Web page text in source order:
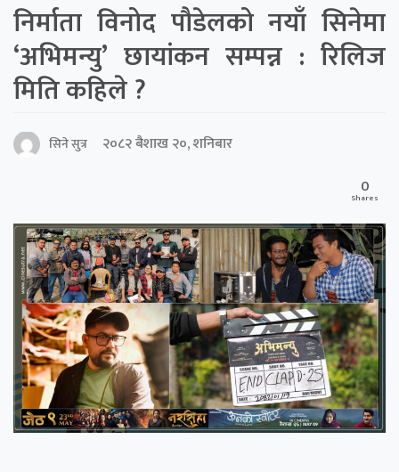
निर्माता विनोद पौडेलको नयाँ सिनेमा
‘अभिमन्यु’ छायांकन सम्पन्न : रिलिज
मिति कहिले ?
सिने सुत्र
२०८२ बैशाख २०, शनिबार
0
Shares